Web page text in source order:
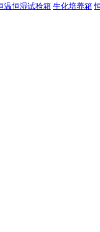
温恒湿试验箱 生化培养箱